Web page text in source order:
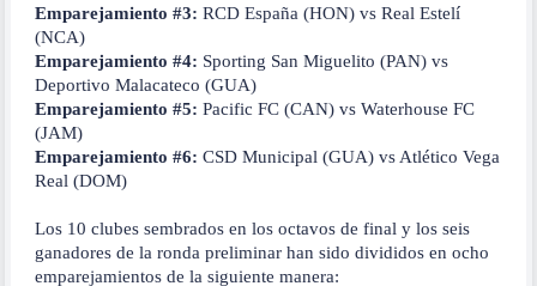
Emparejamiento #3: RCD España (HON) vs Real Estelí
(NCA)
Emparejamiento #4: Sporting San Miguelito (PAN) vs
Deportivo Malacateco (GUA)
Emparejamiento #5: Pacific FC (CAN) vs Waterhouse FC
(JAM)
Emparejamiento #6: CSD Municipal (GUA) vs Atlético Vega
Real (DOM)
Los 10 clubes sembrados en los octavos de final y los seis
ganadores de la ronda preliminar han sido divididos en ocho
emparejamientos de la siguiente manera: